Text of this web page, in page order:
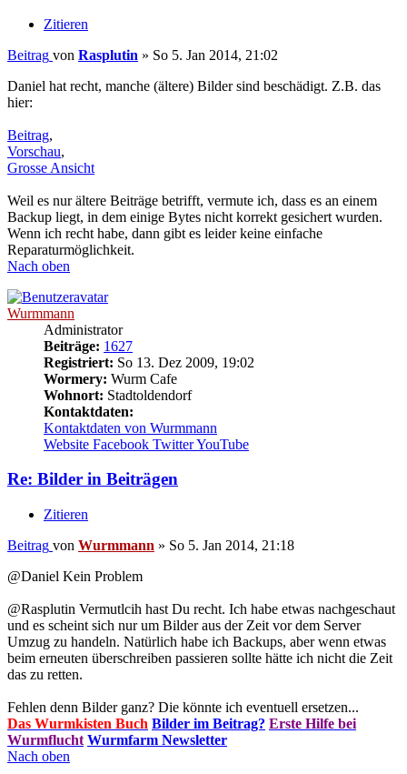
Zitieren
Beitrag von Rasplutin » So 5. Jan 2014, 21:02
Daniel hat recht, manche (ältere) Bilder sind beschädigt. Z.B. das
hier:
Beitrag,
Vorschau,
Grosse Ansicht
Weil es nur ältere Beiträge betrifft, vermute ich, dass es an einem
Backup liegt, in dem einige Bytes nicht korrekt gesichert wurden.
Wenn ich recht habe, dann gibt es leider keine einfache
Reparaturmöglichkeit.
Nach oben
Wurmmann
Administrator
Beiträge: 1627
Registriert: So 13. Dez 2009, 19:02
Wormery: Wurm Cafe
Wohnort: Stadtoldendorf
Kontaktdaten:
Kontaktdaten von Wurmmann
Website Facebook TwitterYouTube
Re: Bilder in Beiträgen
Zitieren
Beitrag von Wurmmann » So 5. Jan 2014, 21:18
@Daniel Kein Problem
@Rasplutin Vermutlcih hast Du recht. Ich habe etwas nachgeschaut
und es scheint sich nur um Bilder aus der Zeit vor dem Server
Umzug zu handeln. Natürlich habe ich Backups, aber wenn etwas
beim erneuten überschreiben passieren sollte hätte ich nicht die Zeit
das zu retten.
Fehlen denn Bilder ganz? Die könnte ich eventuell ersetzen...
Das Wurmkisten Buch Bilder im Beitrag? Erste Hilfe bei
Wurmflucht Wurmfarm Newsletter
Nach oben